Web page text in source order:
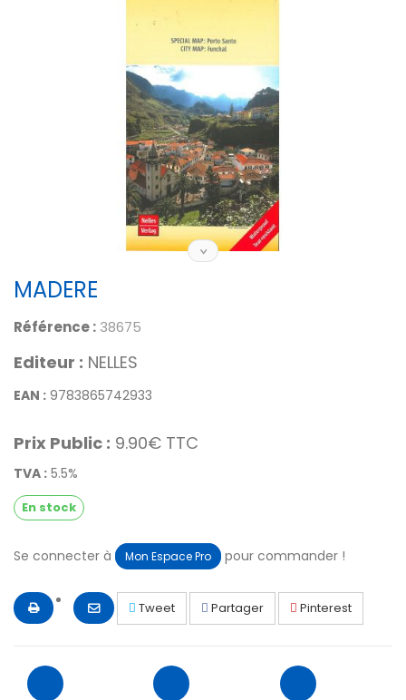
MADERE
Référence : 38675
Editeur : NELLES
EAN : 9783865742933
Prix Public : 9.90€ TTC
TVA : 5.5%
En stock
Se connecter à Mon Espace Pro pour commander !
Tweet Partager Pinterest